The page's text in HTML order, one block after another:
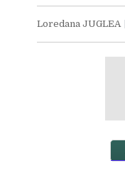
Loredana JUGLEA